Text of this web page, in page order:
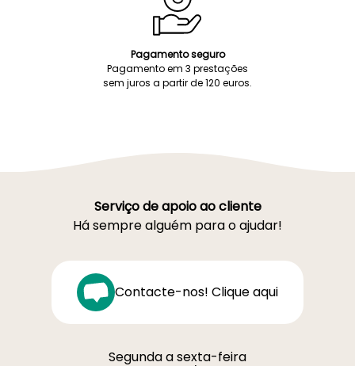
Pagamento seguro
Pagamento em 3 prestações
sem juros a partir de 120 euros.
Serviço de apoio ao cliente
Há sempre alguém para o ajudar!
Contacte-nos! Clique aqui
Segunda a sexta-feira